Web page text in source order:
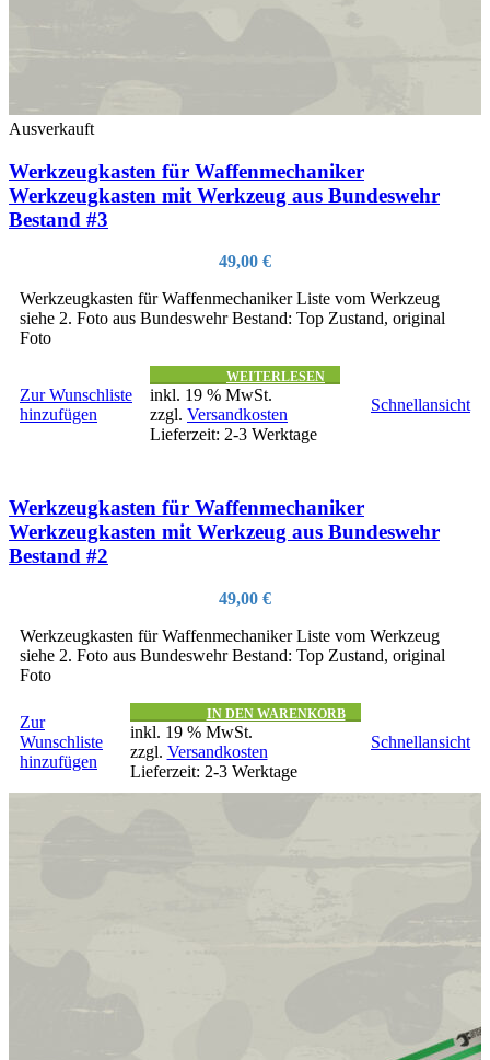
Ausverkauft
Werkzeugkasten für Waffenmechaniker
Werkzeugkasten mit Werkzeug aus Bundeswehr
Bestand #3
49,00 €
Werkzeugkasten für Waffenmechaniker Liste vom Werkzeug
siehe 2. Foto aus Bundeswehr Bestand: Top Zustand, original
Foto
Zur Wunschliste
hinzufügen
WEITERLESEN
inkl. 19 % MwSt.
zzgl. Versandkosten
Lieferzeit: 2-3 Werktage
Schnellansicht
Werkzeugkasten für Waffenmechaniker
Werkzeugkasten mit Werkzeug aus Bundeswehr
Bestand #2
49,00 €
Werkzeugkasten für Waffenmechaniker Liste vom Werkzeug
siehe 2. Foto aus Bundeswehr Bestand: Top Zustand, original
Foto
Zur
Wunschliste
hinzufügen
IN DEN WARENKORB
inkl. 19 % MwSt.
zzgl. Versandkosten
Lieferzeit: 2-3 Werktage
Schnellansicht